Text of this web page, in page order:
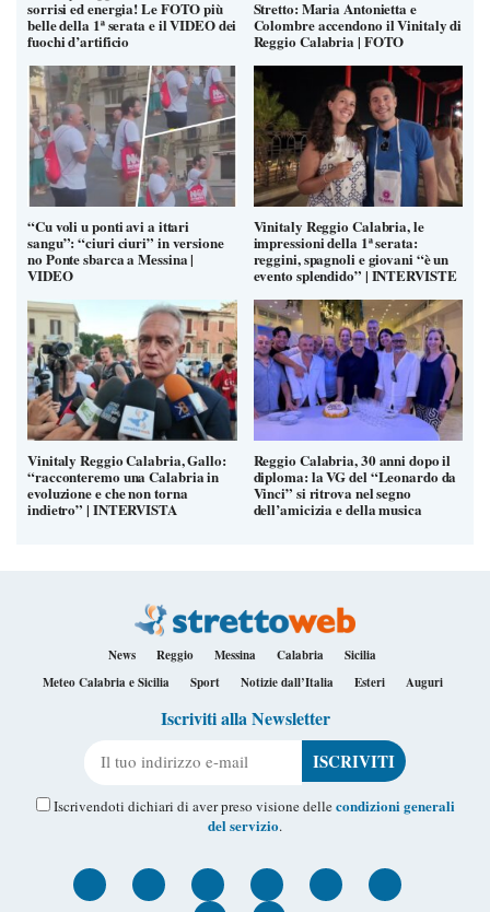
sorrisi ed energia! Le FOTO più
belle della 1ª serata e il VIDEO dei
fuochi d’artificio
Stretto: Maria Antonietta e
Colombre accendono il Vinitaly di
Reggio Calabria | FOTO
“Cu voli u ponti avi a ittari
sangu”: “ciuri ciuri” in versione
no Ponte sbarca a Messina |
VIDEO
Vinitaly Reggio Calabria, le
impressioni della 1ª serata:
reggini, spagnoli e giovani “è un
evento splendido” | INTERVISTE
Vinitaly Reggio Calabria, Gallo:
“racconteremo una Calabria in
evoluzione e che non torna
indietro” | INTERVISTA
Reggio Calabria, 30 anni dopo il
diploma: la VG del “Leonardo da
Vinci” si ritrova nel segno
dell’amicizia e della musica
News Reggio Messina Calabria
Sicilia
Meteo Calabria e Sicilia
Sport Notizie dall’Italia Esteri Auguri
Iscriviti alla Newsletter
Iscrivendoti dichiari di aver preso visione dellecondizioni generali
del servizio.